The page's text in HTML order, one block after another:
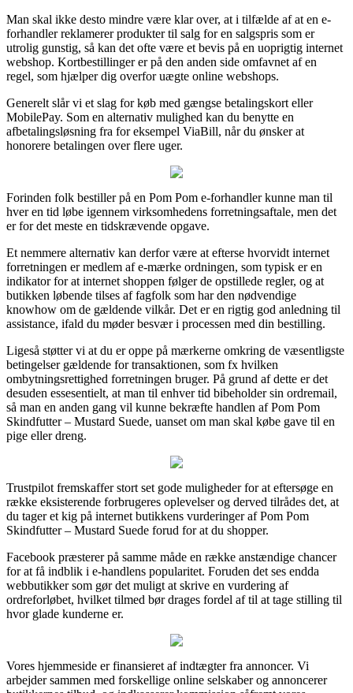
Man skal ikke desto mindre være klar over, at i tilfælde af at en e-
forhandler reklamerer produkter til salg for en salgspris som er
utrolig gunstig, så kan det ofte være et bevis på en uoprigtig internet
webshop. Kortbestillinger er på den anden side omfavnet af en
regel, som hjælper dig overfor uægte online webshops.
Generelt slår vi et slag for køb med gængse betalingskort eller
MobilePay. Som en alternativ mulighed kan du benytte en
afbetalingsløsning fra for eksempel ViaBill, når du ønsker at
honorere betalingen over flere uger.
Forinden folk bestiller på en Pom Pom e-forhandler kunne man til
hver en tid løbe igennem virksomhedens forretningsaftale, men det
er for det meste en tidskrævende opgave.
Et nemmere alternativ kan derfor være at efterse hvorvidt internet
forretningen er medlem af e-mærke ordningen, som typisk er en
indikator for at internet shoppen følger de opstillede regler, og at
butikken løbende tilses af fagfolk som har den nødvendige
knowhow om de gældende vilkår. Det er en rigtig god anledning til
assistance, ifald du møder besvær i processen med din bestilling.
Ligeså støtter vi at du er oppe på mærkerne omkring de væsentligste
betingelser gældende for transaktionen, som fx hvilken
ombytningsrettighed forretningen bruger. På grund af dette er det
desuden essesentielt, at man til enhver tid bibeholder sin ordremail,
så man en anden gang vil kunne bekræfte handlen af Pom Pom
Skindfutter – Mustard Suede, uanset om man skal købe gave til en
pige eller dreng.
Trustpilot fremskaffer stort set gode muligheder for at eftersøge en
række eksisterende forbrugeres oplevelser og derved tilrådes det, at
du tager et kig på internet butikkens vurderinger af Pom Pom
Skindfutter – Mustard Suede forud for at du shopper.
Facebook præsterer på samme måde en række anstændige chancer
for at få indblik i e-handlens popularitet. Foruden det ses endda
webbutikker som gør det muligt at skrive en vurdering af
ordreforløbet, hvilket tilmed bør drages fordel af til at tage stilling til
hvor glade kunderne er.
Vores hjemmeside er finansieret af indtægter fra annoncer. Vi
arbejder sammen med forskellige online selskaber og annoncerer